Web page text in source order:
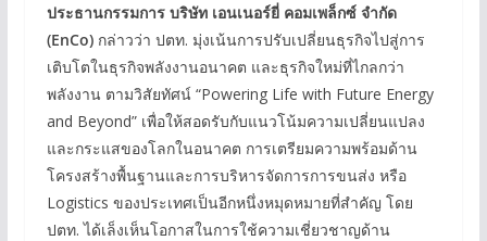
ประธานกรรมการ บริษัท เอนเนอร์ยี่ คอมเพล็กซ์ จำกัด
(EnCo)กล่าวว่า ปตท. มุ่งเน้นการปรับเปลี่ยนธุรกิจไปสู่การ
เติบโตในธุรกิจพลังงานอนาคต และธุรกิจใหม่ที่ไกลกว่า
พลังงาน ตามวิสัยทัศน์ “Powering Life with Future Energy
and Beyond” เพื่อให้สอดรับกับแนวโน้มความเปลี่ยนแปลง
และกระแสของโลกในอนาคต การเตรียมความพร้อมด้าน
โครงสร้างพื้นฐานและการบริหารจัดการการขนส่ง หรือ
Logistics ของประเทศเป็นอีกหนึ่งหมุดหมายที่สำคัญ โดย
ปตท. ได้เล็งเห็นโอกาสในการใช้ความเชี่ยวชาญด้าน